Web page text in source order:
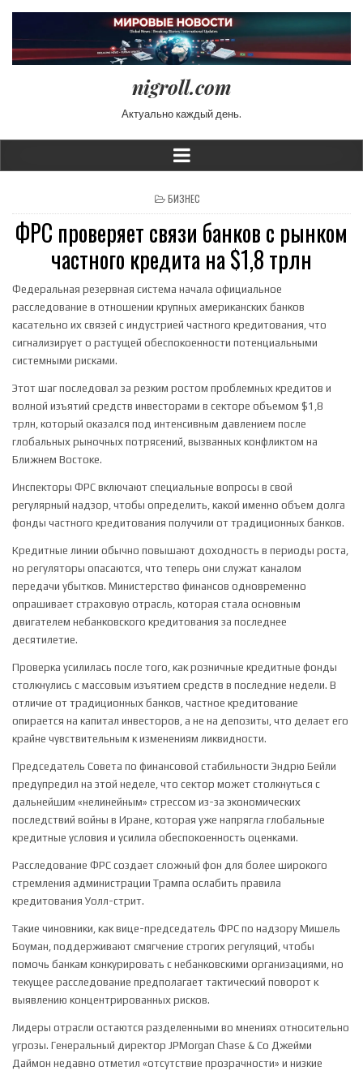
nigroll.com
Актуально каждый день.
POSTED IN
БИЗНЕС
ФРС проверяет связи банков с рынком
частного кредита на $1,8 трлн
Федеральная резервная система начала официальное
расследование в отношении крупных американских банков
касательно их связей с индустрией частного кредитования, что
сигнализирует о растущей обеспокоенности потенциальными
системными рисками.
Этот шаг последовал за резким ростом проблемных кредитов и
волной изъятий средств инвесторами в секторе объемом $1,8
трлн, который оказался под интенсивным давлением после
глобальных рыночных потрясений, вызванных конфликтом на
Ближнем Востоке.
Инспекторы ФРС включают специальные вопросы в свой
регулярный надзор, чтобы определить, какой именно объем долга
фонды частного кредитования получили от традиционных банков.
Кредитные линии обычно повышают доходность в периоды роста,
но регуляторы опасаются, что теперь они служат каналом
передачи убытков. Министерство финансов одновременно
опрашивает страховую отрасль, которая стала основным
двигателем небанковского кредитования за последнее
десятилетие.
Проверка усилилась после того, как розничные кредитные фонды
столкнулись с массовым изъятием средств в последние недели. В
отличие от традиционных банков, частное кредитование
опирается на капитал инвесторов, а не на депозиты, что делает его
крайне чувствительным к изменениям ликвидности.
Председатель Совета по финансовой стабильности Эндрю Бейли
предупредил на этой неделе, что сектор может столкнуться с
дальнейшим «нелинейным» стрессом из-за экономических
последствий войны в Иране, которая уже напрягла глобальные
кредитные условия и усилила обеспокоенность оценками.
Расследование ФРС создает сложный фон для более широкого
стремления администрации Трампа ослабить правила
кредитования Уолл-стрит.
Такие чиновники, как вице-председатель ФРС по надзору Мишель
Боуман, поддерживают смягчение строгих регуляций, чтобы
помочь банкам конкурировать с небанковскими организациями, но
текущее расследование предполагает тактический поворот к
выявлению концентрированных рисков.
Лидеры отрасли остаются разделенными во мнениях относительно
угрозы. Генеральный директор JPMorgan Chase & Co Джейми
Даймон недавно отметил «отсутствие прозрачности» и низкие